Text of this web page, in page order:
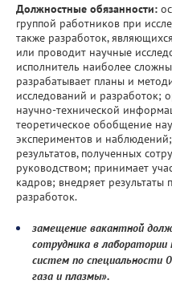
Должностные обязанности:
группой работников при
также разработок,
или проводит научные
исполнитель наиболее
разрабатывает планы и
исследований и разработок;
научно-технической
теоретическое обобщение
экспериментов и
результатов, полученных
руководством; принимает
кадров; внедряет
разработок.
замещение вакантной
сотрудника в
систем по специальности
газа и плазмы».